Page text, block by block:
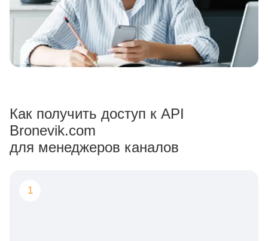
Как получить доступ к API
Bronevik.com
для менеджеров каналов
1